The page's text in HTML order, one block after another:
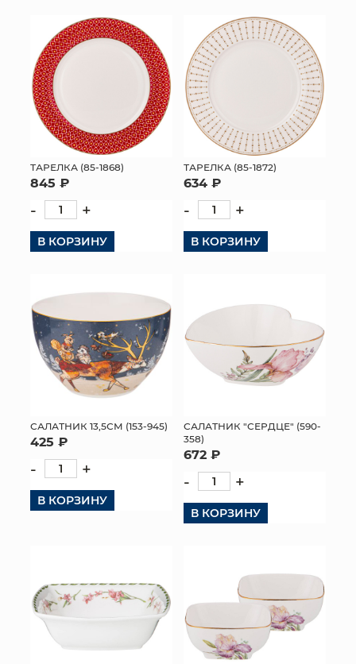
ТАРЕЛКА (85-1868)
845 ₽
- +
В КОРЗИНУ
ТАРЕЛКА (85-1872)
634 ₽
- +
В КОРЗИНУ
САЛАТНИК 13,5СМ (153-945)
425 ₽
- +
В КОРЗИНУ
САЛАТНИК "СЕРДЦЕ" (590-
358)
672 ₽
- +
В КОРЗИНУ